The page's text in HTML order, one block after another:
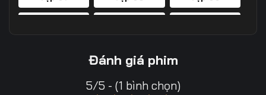
Đánh giá phim
5/5 - (1 bình chọn)